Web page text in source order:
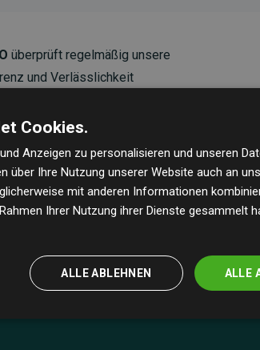
überprüft regelmäßig unsere
und Verlässlichkeit
in Klimaschutzprojekte im
Emissionender teilnehmenden
für die messbare Klimawirkung
Cookies.
Anzeigen zu personalisieren und unseren
über Ihre Nutzung unserer Website auch an
mit anderen Informationen
Ihrer Nutzung ihrer Dienste gesammelt
ALLE
ALLE ABLEHNEN